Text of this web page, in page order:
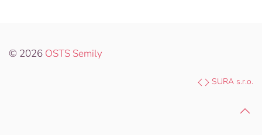
© 2026 OSTS Semily
SURA s.r.o.